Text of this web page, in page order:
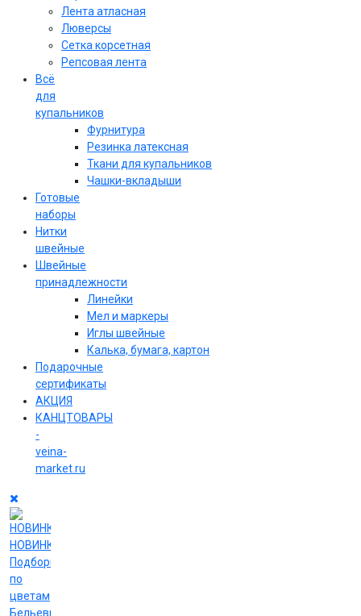
Лента атласная
Люверсы
Сетка корсетная
Репсовая лента
Всё
для
купальников
Фурнитура
Резинка латексная
Ткани для купальников
Чашки-вкладыши
Готовые
наборы
Нитки
швейные
Швейные
принадлежности
Линейки
Мел и маркеры
Иглы швейные
Калька, бумага, картон
Подарочные
сертификаты
АКЦИЯ
КАНЦТОВАРЫ
-
veina-
market.ru
НОВИНКИ
Подборки
по
цветам
Бельевые